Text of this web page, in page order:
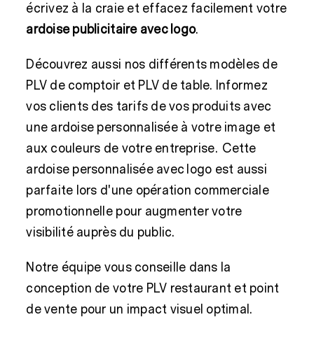
écrivez à la craie et effacez facilement votre
ardoise publicitaire avec logo.
Découvrez aussi nos différents modèles de
PLV de comptoir et PLV de table. Informez
vos clients des tarifs de vos produits avec
une ardoise personnalisée à votre image et
aux couleurs de votre entreprise. Cette
ardoise personnalisée avec logo est aussi
parfaite lors d'une opération commerciale
promotionnelle pour augmenter votre
visibilité auprès du public.
Notre équipe vous conseille dans la
conception de votre PLV restaurant et point
de vente pour un impact visuel optimal.